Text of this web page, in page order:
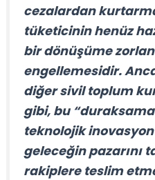
cezalardan
tüketicinin henüz
bir dönüşüme
engellemesidir.
diğer sivil toplum
gibi, bu
teknolojik
geleceğin pazarını
rakiplere teslim